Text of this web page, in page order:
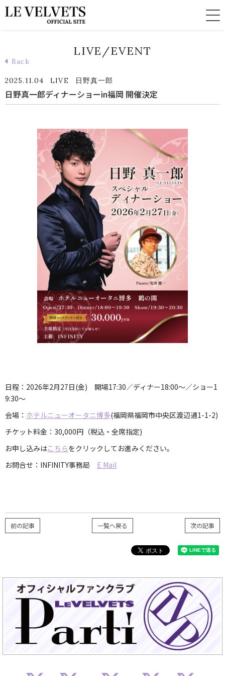
LIVE/EVENT
Back
2025.11.04 LIVE 日野真一郎
日野真一郎ディナーショーin福岡 開催決定
日程：2026年2月27日(金) 開場17:30／ディナー18:00～／ショー1
9:30～
会場： ホテルニューオータニ博多(福岡県福岡市中央区渡辺通1-1-2)
チケット料金：30,000円（税込・全席指定)
お申し込みはこちらをクリックしてお進みください。
お問合せ：INFINITY事務局 E Mail
次の記事
一覧へ戻る
前の記事